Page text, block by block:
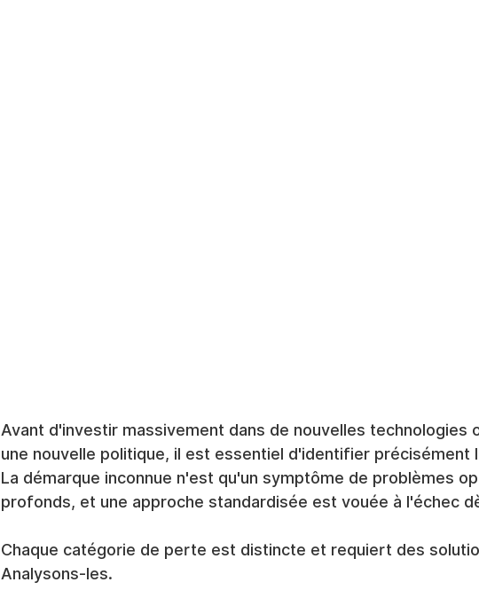
Avant d'investir massivement dans de nouvelles technologies
une nouvelle politique, il est essentiel d'identifier précisément
La démarque inconnue n'est qu'un symptôme de problèmes
profonds, et une approche standardisée est vouée à l'échec
Chaque catégorie de perte est distincte et requiert des
Analysons-les.